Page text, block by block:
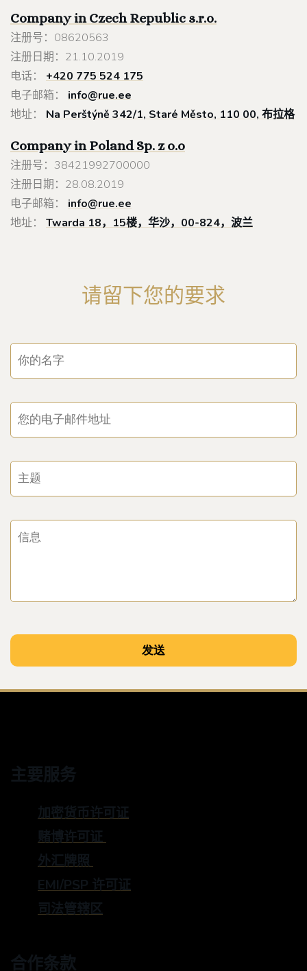
Company in Czech Republic s.r.o.
注册号：08620563
注册日期：21.10.2019
电话： +420 775 524 175
电子邮箱： info@rue.ee
地址： Na Perštýně 342/1, Staré Město, 110 00, 布拉格
Company in PolandSp. z o.o
注册号：38421992700000
注册日期：28.08.2019
电子邮箱： info@rue.ee
地址： Twarda 18，15楼，华沙，00-824，波兰
请留下您的要求
主要服务
加密货币许可证
赌博许可证
外汇牌照
EMI/PSP 许可证
司法管辖区
合作条款